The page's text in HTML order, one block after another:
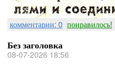
комментарии: 0 понравилось!
Без заголовка
08-07-2026 18:56